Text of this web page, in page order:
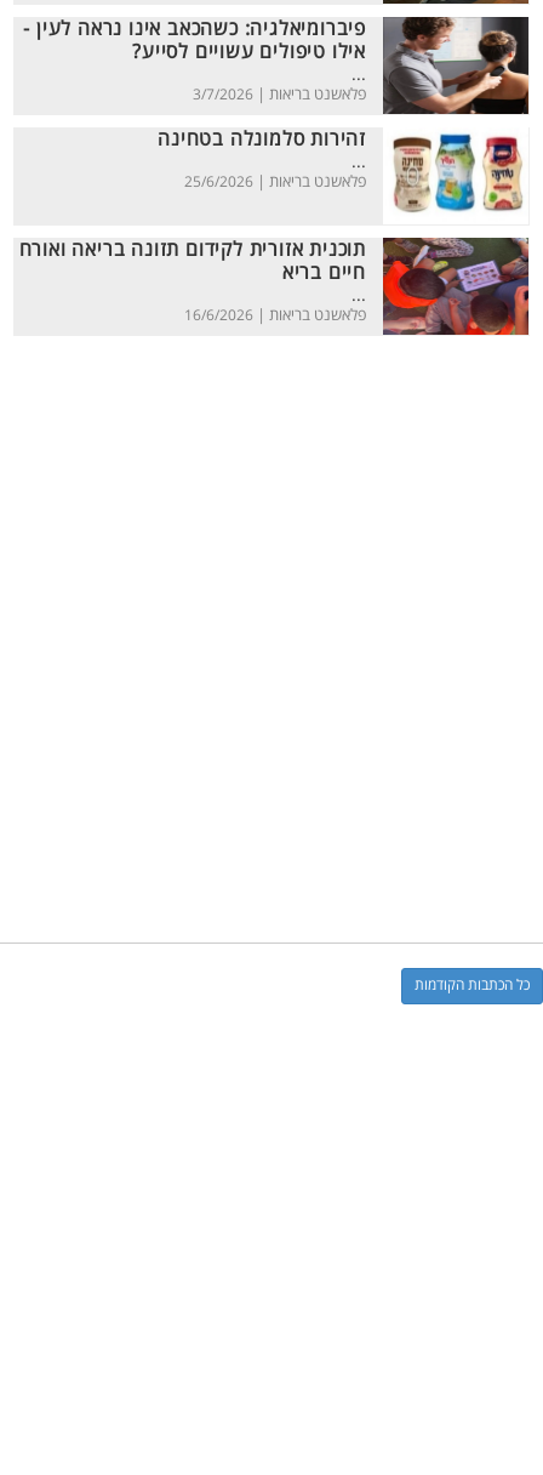
פיברומיאלגיה: כשהכאב אינו נראה לעין -
אילו טיפולים עשויים לסייע?
...
פלאשנט בריאות | 3/7/2026
זהירות סלמונלה בטחינה
...
פלאשנט בריאות | 25/6/2026
תוכנית אזורית לקידום תזונה בריאה ואורח
חיים בריא
...
פלאשנט בריאות | 16/6/2026
כל הכתבות הקודמות